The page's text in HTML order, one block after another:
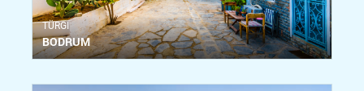
ТÜRGI
BODRUM